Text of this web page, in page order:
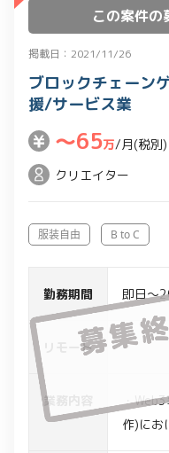
この案件の
掲載日：2021/11/26
ブロックチェーン
援/サービス業
〜65万/月(税別)
クリエイター
服装自由 B to C
勤務期間 即日～
リモート -
業務内容
・
作)にお